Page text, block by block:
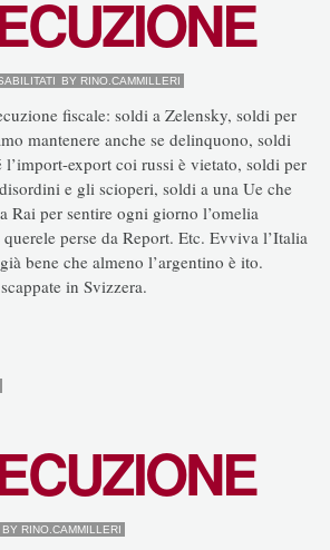
SU
BY RINO.CAMMILLERI
fiscale: soldi a Zelensky, soldi per
mantenere anche se delinquono, soldi
export coi russi è vietato, soldi per
e gli scioperi, soldi a una Ue che
Rai per sentire ogni giorno l’omelia
perse da Report. Etc. Evviva l’Italia
bene che almeno l’argentino è ito.
in Svizzera.
BY RINO.CAMMILLERI